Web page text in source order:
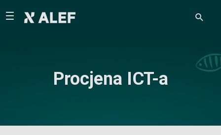
Procjena ICT-a